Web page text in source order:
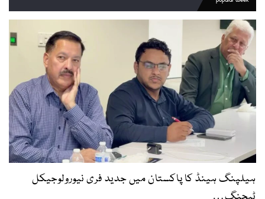
ہیلپنگ ہینڈ کا پاکستان میں جدید فری نیورولوجیکل